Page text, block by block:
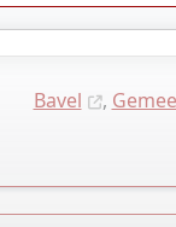
Bavel ,